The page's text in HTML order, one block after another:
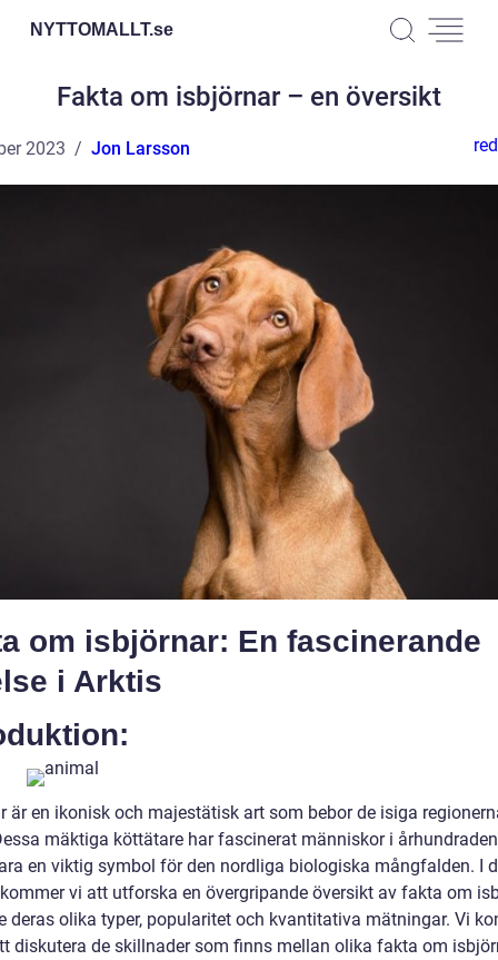
NYTTOMALLT.se
Fakta om isbjörnar – en översikt
2023 Jon Larsson
om isbjörnar: En fascinerande
i Arktis
är en ikonisk och majestätisk art som bebor de isiga
mäktiga köttätare har fascinerat människor i
en viktig symbol för den nordliga biologiska mångfalden. I
vi att utforska en övergripande översikt av fakta om
deras olika typer, popularitet och kvantitativa mätningar. Vi
diskutera de skillnader som finns mellan olika fakta om